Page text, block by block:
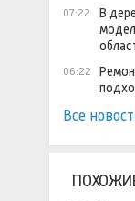
07:22
В
06:22
Все